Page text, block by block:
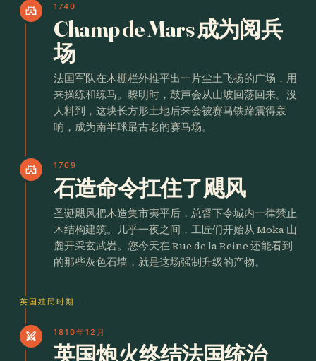
castle 1740
Champ de Mars 成为阅兵
场
法国军队在木栅栏外推平出一片尘土飞扬的广场，用
来操练和练马。黎明时，鼓声会从山坡回荡回来。没
人料到，这块长方形土地后来会被赛马铁蹄震得轰
响，成为南半球最古老的赛马场。
castle 1769
石造命令扛住了飓风
圣诞飓风把木造集市夷平后，总督下令城内一律禁止
木结构建筑。几乎一夜之间，工匠们开始从 Moka 山
麓开采玄武岩。您今天在 Rue de la Reine 还能看到
的那些灰色石墙，就是这场强制升级的产物。
英国殖民时期
swords 1810年12月
英国炮火终结法国统治